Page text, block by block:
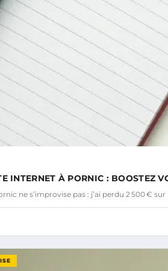
INTERNET À PORNIC : BOOSTEZ
ne s’improvise pas : j’ai perdu 2 500 €